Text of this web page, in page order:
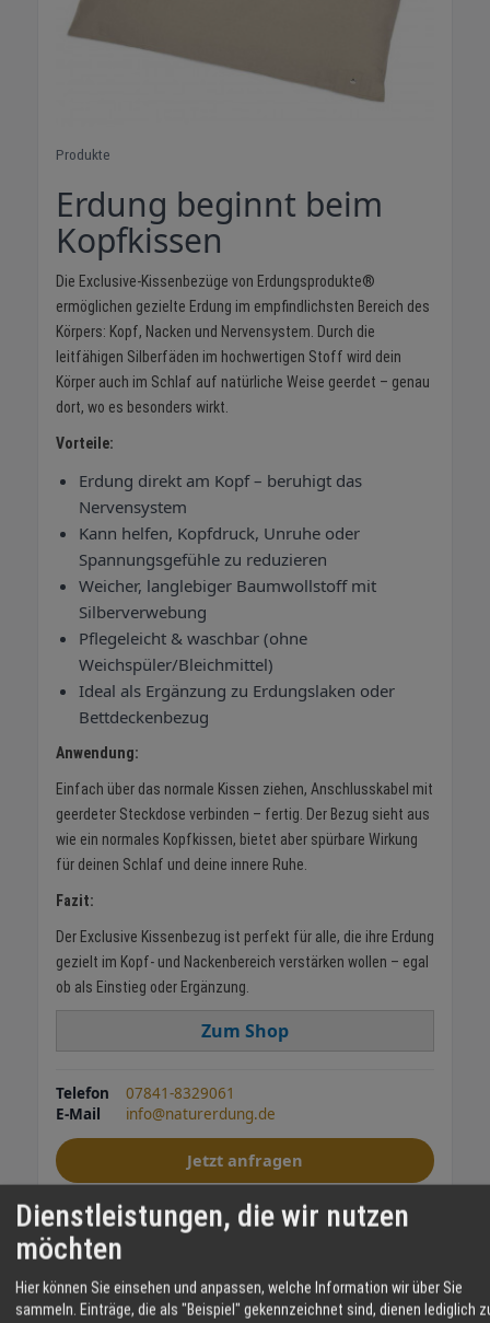
Produkte
Erdung beginnt beim
Kopfkissen
Die Exclusive-Kissenbezüge von Erdungsprodukte®
ermöglichen gezielte Erdung im empfindlichsten Bereich des
Körpers: Kopf, Nacken und Nervensystem. Durch die
leitfähigen Silberfäden im hochwertigen Stoff wird dein
Körper auch im Schlaf auf natürliche Weise geerdet – genau
dort, wo es besonders wirkt.
Vorteile:
Erdung direkt am Kopf – beruhigt das
Nervensystem
Kann helfen, Kopfdruck, Unruhe oder
Spannungsgefühle zu reduzieren
Weicher, langlebiger Baumwollstoff mit
Silberverwebung
Pflegeleicht & waschbar (ohne
Weichspüler/Bleichmittel)
Ideal als Ergänzung zu Erdungslaken oder
Bettdeckenbezug
Anwendung:
Einfach über das normale Kissen ziehen, Anschlusskabel mit
geerdeter Steckdose verbinden – fertig. Der Bezug sieht aus
wie ein normales Kopfkissen, bietet aber spürbare Wirkung
für deinen Schlaf und deine innere Ruhe.
Fazit:
Der Exclusive Kissenbezug ist perfekt für alle, die ihre Erdung
gezielt im Kopf- und Nackenbereich verstärken wollen – egal
ob als Einstieg oder Ergänzung.
Zum Shop
Telefon
07841-8329061
E-Mail
info@naturerdung.de
Jetzt anfragen
Kissenbezug Erdung
TEILEN
Dienstleistungen, die wir nutzen
möchten
Hier können Sie einsehen und anpassen, welche Information wir über Sie
sammeln. Einträge, die als "Beispiel" gekennzeichnet sind, dienen lediglich